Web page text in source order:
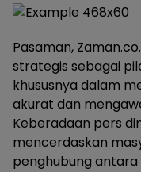
Pasaman,
strategis sebagai
khususnya dalam
akurat dan
Keberadaan pers
mencerdaskan
penghubung